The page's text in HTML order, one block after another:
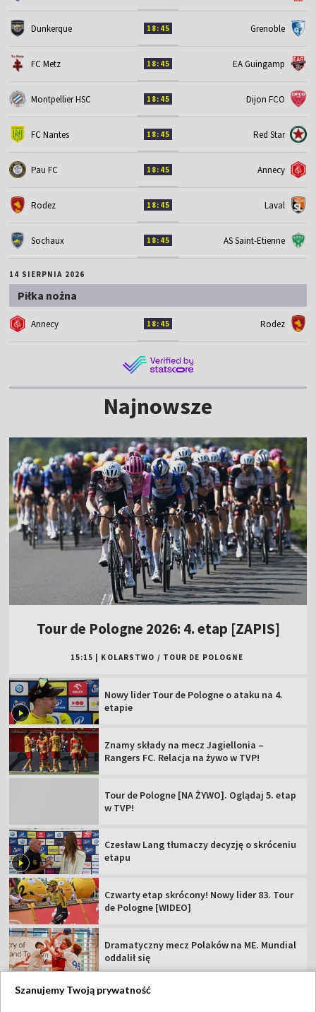
Dunkerque 18:45 Grenoble
FC Metz 18:45 EA Guingamp
Montpellier HSC 18:45 Dijon FCO
FC Nantes 18:45 Red Star
Pau FC 18:45 Annecy
Rodez 18:45 Laval
Sochaux 18:45 AS Saint-Etienne
14 SIERPNIA 2026
Piłka nożna
Annecy 18:45 Rodez
Najnowsze
Tour de Pologne 2026: 4. etap [ZAPIS]
15:15 KOLARSTWO / TOUR DE POLOGNE
Nowy lider Tour de Pologne o ataku na 4.
etapie
Znamy składy na mecz Jagiellonia –
Rangers FC. Relacja na żywo w TVP!
Tour de Pologne [NA ŻYWO]. Oglądaj 5. etap
w TVP!
Czesław Lang tłumaczy decyzję o skróceniu
etapu
Czwarty etap skrócony! Nowy lider 83. Tour
de Pologne [WIDEO]
Dramatyczny mecz Polaków na ME. Mundial
oddalił się
Szanujemy Twoją prywatność